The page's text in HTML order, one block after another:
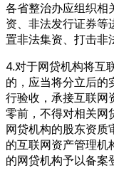
各省整治办应组织相
资、非法发行证券等
置非法集资、打击非
4.对于网贷机构将互
的，应当将分立后的
行验收，承接互联网
零前，不得对相关网
网贷机构的股东资质
的互联网资产管理机
的网贷机构予以备案